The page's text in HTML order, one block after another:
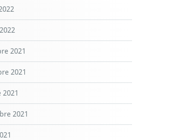
2021
2021
2021